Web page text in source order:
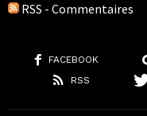
RSS - Commentaires
FACEBOOK
RSS